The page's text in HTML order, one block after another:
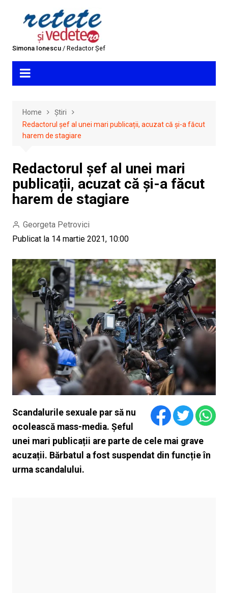
Simona Ionescu/ Redactor Șef
Home
Știri
Redactorul șef al unei mari publicații, acuzat că și-a făcut
harem de stagiare
Redactorul șef al unei mari
publicații, acuzat că și-a făcut
harem de stagiare
Georgeta Petrovici
Publicat la 14 martie 2021, 10:00
Scandalurile sexuale par să nu
ocolească mass-media. Șeful
unei mari publicații are parte de cele mai grave
acuzații. Bărbatul a fost suspendat din funcție în
urma scandalului.